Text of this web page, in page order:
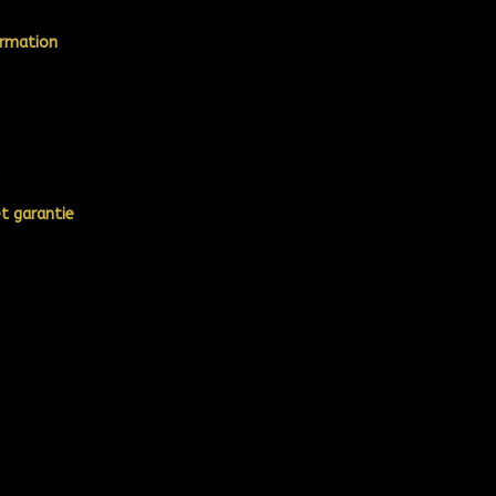
garantie